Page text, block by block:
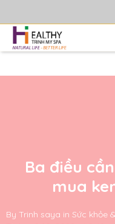
Ba điều
mua
By Trinh saya in Sức khỏe